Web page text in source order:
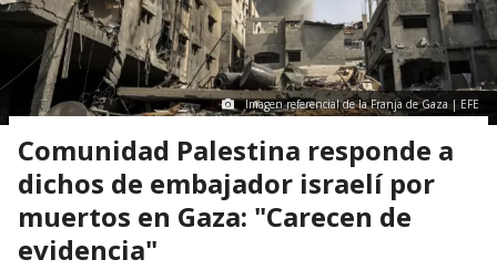
Imagen referencial de la Franja de Gaza | EFE
Comunidad Palestina responde a
dichos de embajador israelí por
muertos en Gaza: "Carecen de
evidencia"